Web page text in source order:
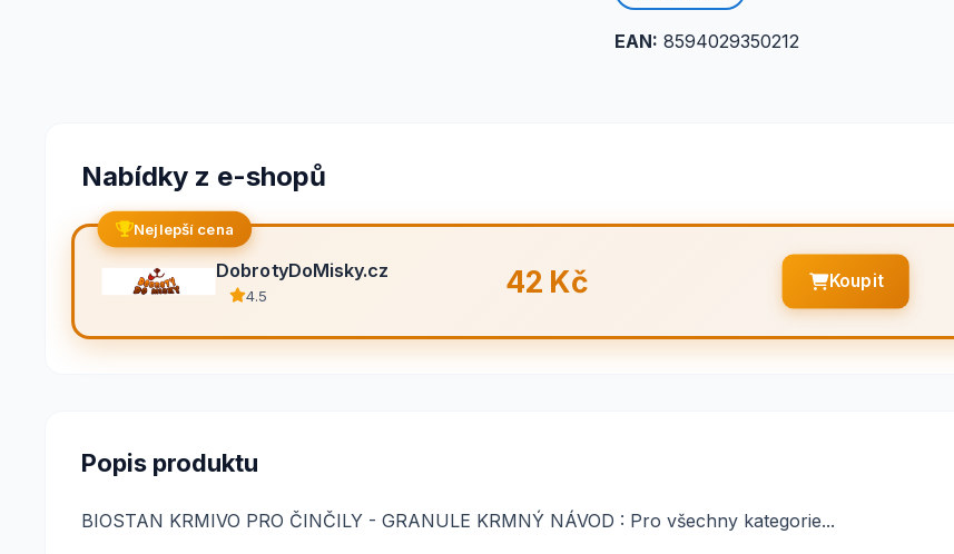
EAN: 8594029350212
Nabídky z e-shopů
Nejlepší cena
DobrotyDoMisky.cz
4.5 42 Kč Koupit
Popis produktu
BIOSTAN KRMIVO PRO ČINČILY - GRANULE KRMNÝ NÁVOD : Pro všechny kategorie...